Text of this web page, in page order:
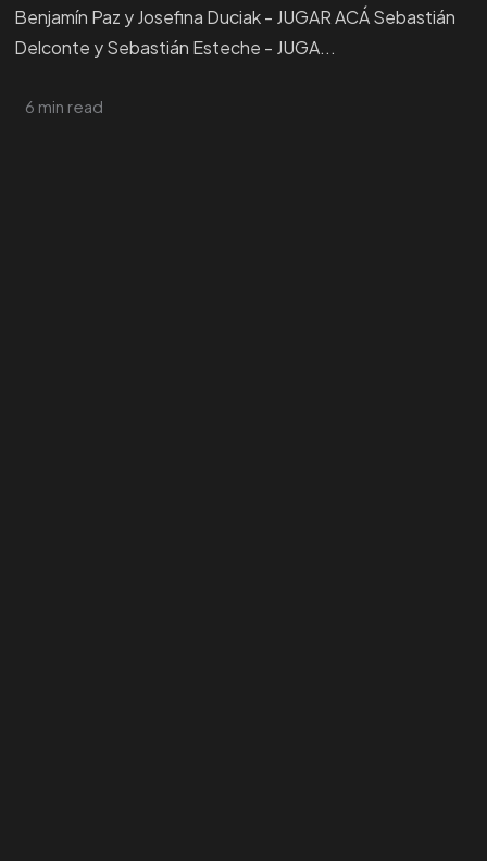
Benjamín Paz y Josefina Duciak - JUGAR ACÁ Sebastián
Delconte y Sebastián Esteche - JUGA...
6 min read